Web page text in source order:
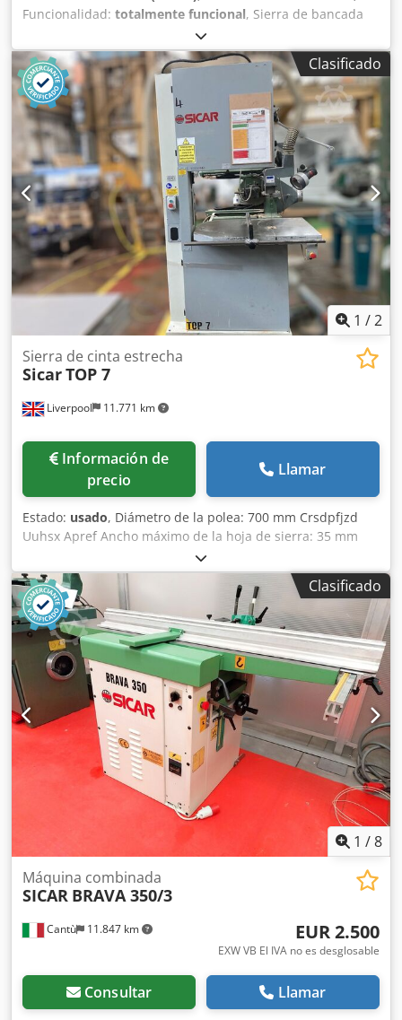
Funcionalidad: totalmente funcional, Sierra de bancada
Sicar Sega 300-2800 Cjdpfxjzhb Ipo Aprsrf Longitud del
carro: 2800 mm Sistema de corte longitudinal Año de
fabricación: 2020
Clasificado
1 /2
Liverpool 11.771 km
Sierra de cinta estrecha
SicarTOP 7
Información de
precio
Llamar
Estado: usado, Diámetro de la polea: 700 mm Crsdpfjzd
Uuhsx Apref Ancho máximo de la hoja de sierra: 35 mm
Dimensiones de la mesa: 980 mm x 700 mm Longitud
máxima de la hoja: 5120 mm Inclinación de la mesa: de 0 a
35 grados Profundidad máxima de corte: 600 mm Altura
máxima de corte: 350 mm Guía de corte ajustable Motor
de 4 CV y arrancador Peso: 435 kg
Clasificado
1 /8
Cantù 11.847 km
Máquina combinada
SICAR BRAVA 350/3
EUR 2.500
EXW VB El IVA no es desglosable
Consultar Llamar